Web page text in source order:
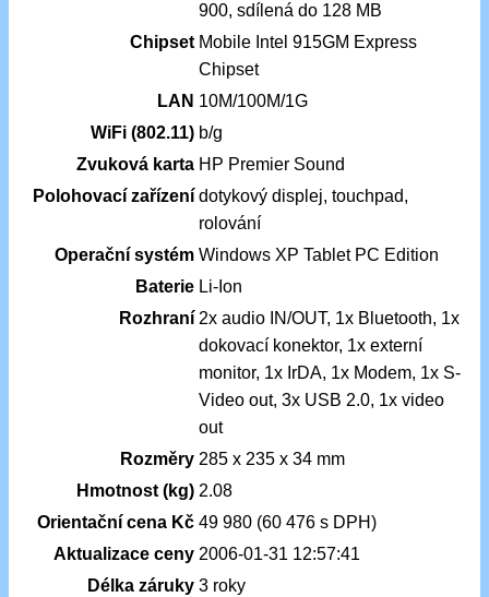
900, sdílená do 128 MB
Chipset Mobile Intel 915GM Express
Chipset
LAN 10M/100M/1G
WiFi (802.11) b/g
Zvuková karta HP Premier Sound
Polohovací zařízení dotykový displej, touchpad,
rolování
Operační systém Windows XP Tablet PC Edition
Baterie Li-Ion
Rozhraní 2x audio IN/OUT, 1x Bluetooth, 1x
dokovací konektor, 1x externí
monitor, 1x IrDA, 1x Modem, 1x S-
Video out, 3x USB 2.0, 1x video
out
Rozměry 285 x 235 x 34 mm
Hmotnost (kg) 2.08
Orientační cena Kč 49 980 (60 476 s DPH)
Aktualizace ceny 2006-01-31 12:57:41
Délka záruky 3 roky